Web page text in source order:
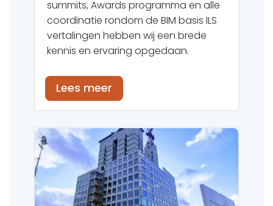
summits, Awards programma en alle
coordinatie rondom de BIM basis ILS
vertalingen hebben wij een brede
kennis en ervaring opgedaan.
Lees meer